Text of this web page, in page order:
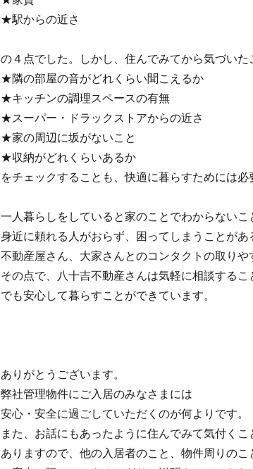
★駅からの近さ
の４点でした。しかし、住んでみてから気づいた
★隣の部屋の音がどれくらい聞こえるか
★キッチンの調理スペースの有無
★スーパー・ドラックストアからの近さ
★家の周辺に坂がないこと
★収納がどれくらいあるか
をチェックすることも、快適に暮らすためには必
一人暮らしをしていると家のことでわからない
身近に頼れる人がおらず、困ってしまうことが
不動産屋さん、大家さんとのコンタクトの取りや
その点で、八十吉不動産さんは気軽に相談する
でも安心して暮らすことができています。
ありがとうございます。
弊社管理物件にご入居のみなさまには
安心・安全に過ごしていただくのが何よりです。
また、お話にもあったように住んでみて気付くこ
ありますので、他の入居者のこと、物件周りのこ